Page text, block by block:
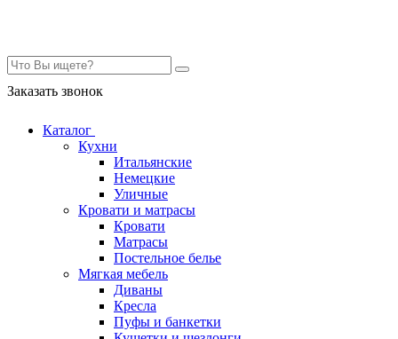
Заказать звонок
Каталог
Кухни
Итальянские
Немецкие
Уличные
Кровати и матрасы
Кровати
Матрасы
Постельное белье
Мягкая мебель
Диваны
Кресла
Пуфы и банкетки